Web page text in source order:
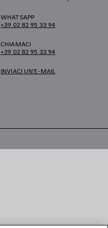
WHATSAPP
+39 02 82 95 33 94
CHIAMACI
+39 02 82 95 33 94
INVIACI UN’E-MAIL